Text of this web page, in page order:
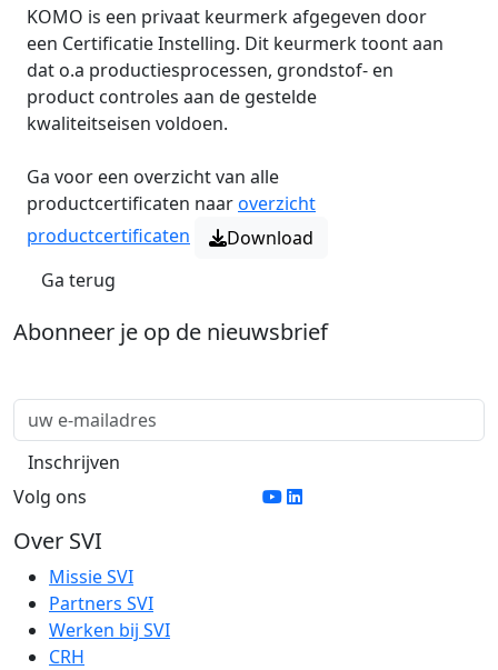
KOMO is een privaat keurmerk afgegeven door
een Certificatie Instelling. Dit keurmerk toont aan
dat o.a productiesprocessen, grondstof- en
product controles aan de gestelde
kwaliteitseisen voldoen.
Ga voor een overzicht van alle
productcertificaten naaroverzicht
productcertificaten
Download
Ga terug
Abonneer je op de nieuwsbrief
Volg ons
Over SVI
Missie SVI
Partners SVI
Werken bij SVI
CRH